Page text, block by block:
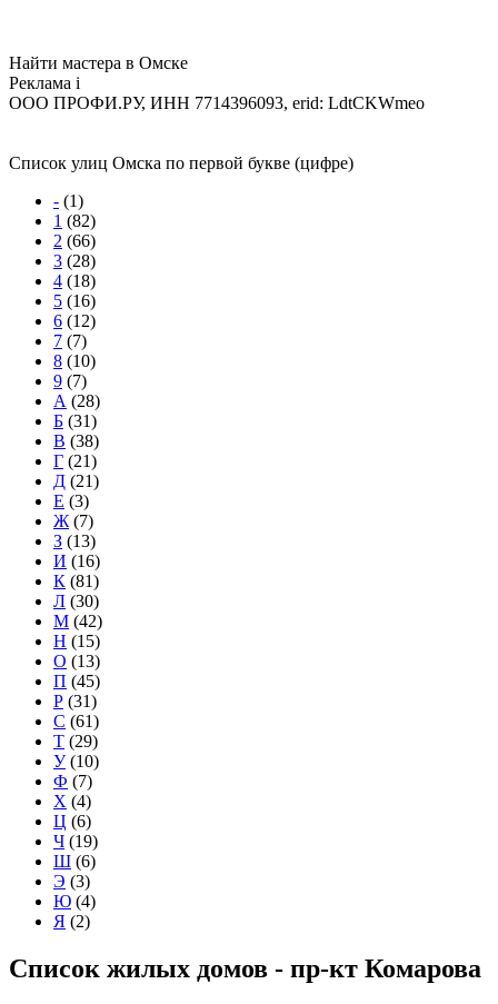
Найти мастера в Омске
Реклама i
ООО ПРОФИ.РУ, ИНН 7714396093, erid: LdtCKWmeo
Список улиц Омска по первой букве (цифре)
- (1)
1 (82)
2 (66)
3 (28)
4 (18)
5 (16)
6 (12)
7 (7)
8 (10)
9 (7)
А (28)
Б (31)
В (38)
Г (21)
Д (21)
Е (3)
Ж (7)
З (13)
И (16)
К (81)
Л (30)
М (42)
Н (15)
О (13)
П (45)
Р (31)
С (61)
Т (29)
У(10)
Ф (7)
Х (4)
Ц (6)
Ч (19)
Ш (6)
Э (3)
Ю (4)
Я (2)
Список жилых домов - пр-кт Комарова